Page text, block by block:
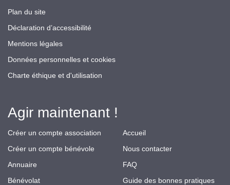
Plan du site
Déclaration d’accessibilité
Mentions légales
Données personnelles et cookies
Charte éthique et d'utilisation
Agir maintenant !
Créer un compte association
Créer un compte bénévole
Annuaire
Bénévolat
Accueil
Nous contacter
FAQ
Guide des bonnes pratiques